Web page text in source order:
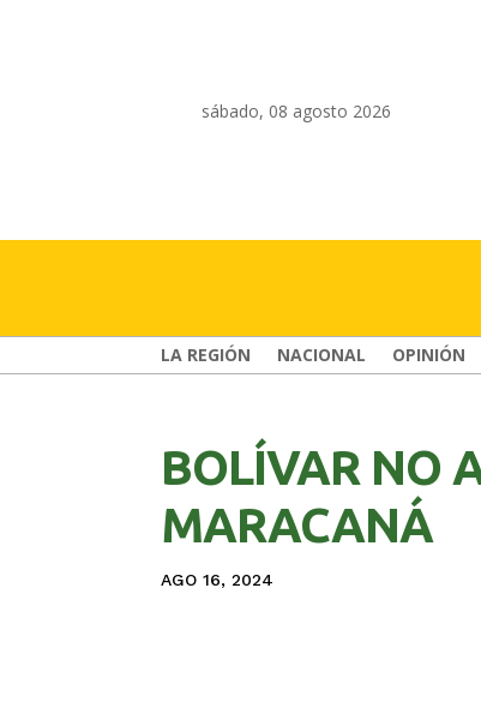
sábado, 08 agosto 2026
LA REGIÓN NACIONAL OPINIÓN
BOLÍVAR NO
MARACANÁ
AGO 16, 2024